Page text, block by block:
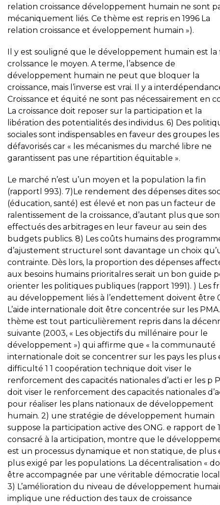
relation croissance développement humain ne sont
mécaniquement liés. Ce thème est repris en 1996 La
relation croissance et éveloppement humain »).
Il y est souligné que le développement humain est la
crolssance le moyen. A terme, l’absence de
développement humain ne peut que bloquer la
croissance, mais l’inverse est vrai. Il y a
Croissance et équité ne sont pas nécessairement en
La croissance doit reposer sur la participation et la
libération des potentialités des individus. 6) Des
sociales sont indispensables en faveur des groupes
défavorisés car « les mécanismes du marché libre ne
garantissent pas une répartition équitable ».
Le marché n’est u’un moyen et la population la fin
(rapportl 993). 7)Le rendement des dépenses dites
(éducation, santé) est élevé et non pas un facteur de
ralentissement de la croissance, d’autant plus que
effectués des arbitrages en leur faveur au sein des
budgets publics. 8) Les coûts humains des
d’ajustement structurel sont davantage un choix
contrainte. Dès lors, la proportion des dépenses
aux besoins humains prioritalres serait un bon guide
orienter les politiques publiques (rapport 1991). ) Les
au développement liés à l’endettement doivent être
L’aide internationale doit être concentrée sur les
thème est tout particulièrement repris dans la
suivante (2003, « Les objectifs du millénaire pour le
développement ») qui affirme que « la communauté
internationale doit se concentrer sur les pays les plus
difficulté 1 1 coopération technique doit viser le
renforcement des capacités nationales d’acti er les p
doit viser le renforcement des capacités nationales
pour réaliser les plans nationaux de développement
humain. 2) une stratégie de développement humain
suppose la participation active des ONG. e rapport de
consacré à la articipation, montre que le
est un processus dynamique et non statique, de plus
plus exigé par les populations. La décentralisation «
être accompagnée par une véritable démocratie
3) L’amélioration du niveau de développement
implique une réduction des taux de croissance